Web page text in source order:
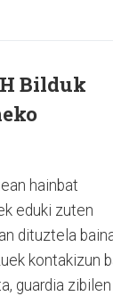
Bilduk
hainbat
eduki zuten
dituztela
kontakizun
guardia zibilen